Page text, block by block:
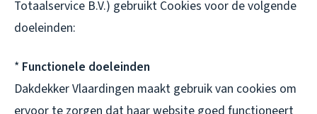
Totaalservice B.V.) gebruikt Cookies voor de volgende
doeleinden:
* Functionele doeleinden
Dakdekker Vlaardingen maakt gebruik van cookies om